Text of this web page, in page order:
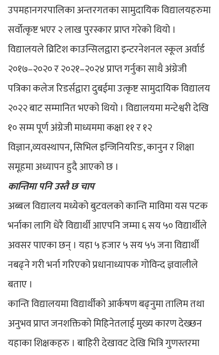
उपमहानगरपालिका अन्तरगतका सामुदायिक विद्यालयहरुमा
सर्वोत्कृष्ट भएर २ लाख पुरस्कार प्राप्त गरेको थियो ।
विद्यालयले व्रिटिश काउन्सिलद्वारा इन्टरनेशनल स्कूल अर्वार्ड
२०१७–२०२० र २०२१–२०२४ प्राप्त गर्नुका साथै अंग्रेजी
पत्रिका कलेज रिडर्सद्वारा दुबईमा उत्कृष्ट सामुदायिक विद्यालय
२०२२ बाट सम्मानित भएको थियो । विद्यालयमा मन्टेश्वरी देखि
१० सम्म पूर्ण अंग्रेजी माध्यममा कक्षा ११ र १२
विज्ञान,व्यवस्थापन, सिभिल इन्जिनियरिङ, कानुन र शिक्षा
समूहमा अध्यापन हुदै आएको छ ।
कान्तिमा पनि उस्तै छ चाप
अब्बल विद्यालय मध्येको बुटवलको कान्ति माविमा यस पटक
भर्नाका लागि धेरै विद्यार्थी आएपनि जम्मा ६ सय ५० विद्यार्थीले
अवसर पाएका छन् । यहा ५ हजार ५ सय ५५ जना विद्यार्थी
नबढ्ने गरी भर्ना गरिएको प्रधानाध्यापक गोविन्द ज्ञवालीले
बताए ।
कान्ति विद्यालयमा विद्यार्थीको आर्कषण बढ्नुमा तालिम तथा
अनुभव प्राप्त जनशक्तिको मिहिनेतलाई मुख्य कारण देख्छन
यहाका शिक्षकहरु । बाहिरी देखावट देखि भित्रि गुणस्तरमा